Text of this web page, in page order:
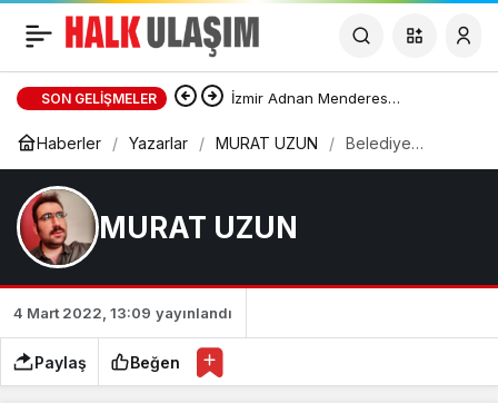
SON GELIŞMELER İzmir Adnan Menderes
Havalimanı Ulaşım Rehberi |
Haberler Yazarlar MURAT UZUN
Belediye
MURAT UZUN
4 Mart 2022, 13:09 yayınlandı
Paylaş Beğen
Küresel Sıkıntılar
Giderlere Yansıyor
Paylaş